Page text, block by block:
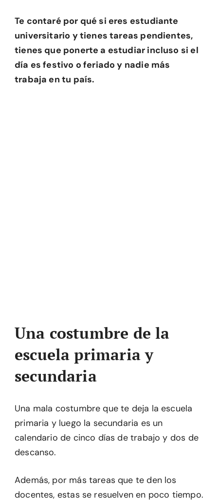
Te contaré por qué si eres estudiante
universitario y tienes tareas pendientes,
tienes que ponerte a estudiar incluso si el
día es festivo o feriado y nadie más
trabaja en tu país.
Una costumbre de la
escuela primaria y
secundaria
Una mala costumbre que te deja la escuela
primaria y luego la secundaria es un
calendario de cinco días de trabajo y dos de
descanso.
Además, por más tareas que te den los
docentes, estas se resuelven en poco tiempo.